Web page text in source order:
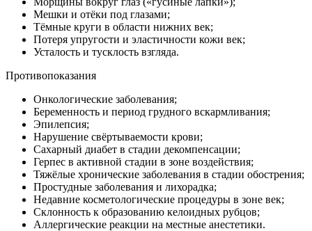
Мешки и отёки под глазами;
Тёмные круги в области нижних век;
Потеря упругости и эластичности кожи век;
Усталость и тусклость взгляда.
Противопоказания
Онкологические заболевания;
Беременность и период грудного вскармливания;
Эпилепсия;
Нарушение свёртываемости крови;
Сахарный диабет в стадии декомпенсации;
Герпес в активной стадии в зоне воздействия;
Тяжёлые хронические заболевания в стадии обострения;
Простудные заболевания и лихорадка;
Недавние косметологические процедуры в зоне век;
Склонность к образованию келоидных рубцов;
Аллергические реакции на местные анестетики.